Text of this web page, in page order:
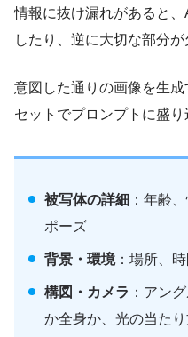
情報に抜け漏れがあると
したり、逆に大切な部分が
意図した通りの画像を生
セットでプロンプトに盛り
被写体の詳細 ：年齢
ポーズ
背景・環境：場所、
構図・カメラ ：アン
か全身か、光の当た